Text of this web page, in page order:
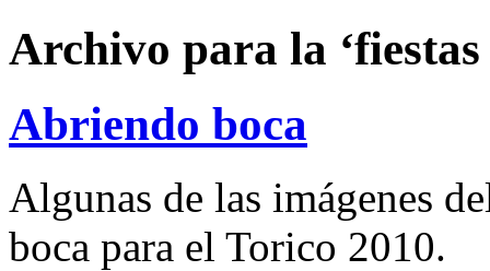
Archivo para la
Abriendo boca
Algunas de las imágenes
boca para el Torico 2010.